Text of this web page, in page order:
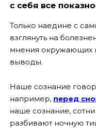
с себя все
Только наедине с
взглянуть на
мнения окружающих
выводы.
Наше сознание
например, перед
наше сознание,
разбивают ночную